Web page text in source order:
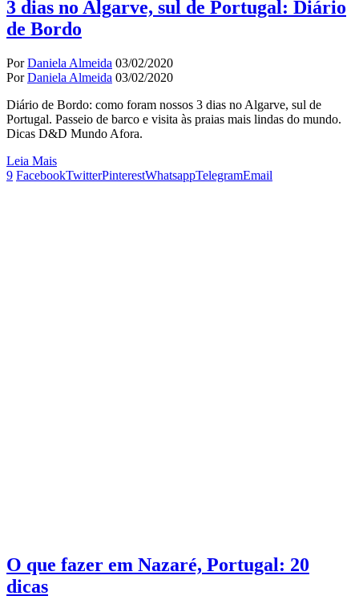
3 dias no Algarve, sul de Portugal: Diário
de Bordo
PorDaniela Almeida 03/02/2020
PorDaniela Almeida 03/02/2020
Diário de Bordo: como foram nossos 3 dias no Algarve, sul de
Portugal. Passeio de barco e visita às praias mais lindas do mundo.
Dicas D&D Mundo Afora.
Leia Mais
9 FacebookTwitterPinterestWhatsappTelegramEmail
O que fazer em Nazaré, Portugal: 20
dicas